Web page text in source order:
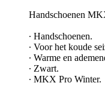
Handschoenen
∙ Handschoenen.
∙ Voor het koude
∙ Warme en
∙ Zwart.
∙ MKX Pro Winter.